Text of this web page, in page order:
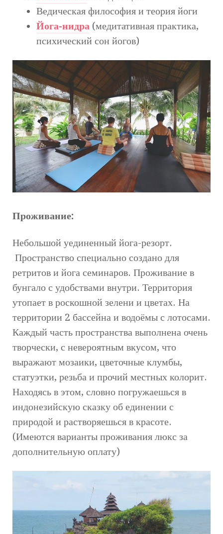
Ведическая философия и теория йоги
Йога-нидра (медитативная практика,
психический сон йогов)
Проживание:
Небольшой уединенный йога-резорт.
Пространство специально создано для
ретритов и йога семинаров. Проживание в
бунгало с удобствами внутри. Территория
утопает в роскошной зелени и цветах. На
территории 2 бассейна и водоёмы с лотосами.
Каждый часть пространства выполнена очень
творчески, с невероятным вкусом, что
выражают мозаики, цветочные клумбы,
статуэтки, резьба и прочий местных колорит.
Находясь в этом, словно погружаешься в
индонезийскую сказку об единении с
природой и растворяешься в красоте.
(Имеются варианты проживания люкс за
дополнительную оплату)